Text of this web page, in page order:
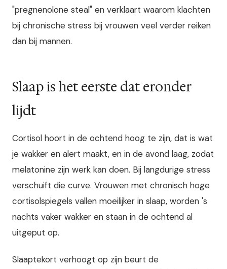
"pregnenolone steal" en verklaart waarom klachten
bij chronische stress bij vrouwen veel verder reiken
dan bij mannen.
Slaap is het eerste dat eronder
lijdt
Cortisol hoort in de ochtend hoog te zijn, dat is wat
je wakker en alert maakt, en in de avond laag, zodat
melatonine zijn werk kan doen. Bij langdurige stress
verschuift die curve. Vrouwen met chronisch hoge
cortisolspiegels vallen moeilijker in slaap, worden 's
nachts vaker wakker en staan in de ochtend al
uitgeput op.
Slaaptekort verhoogt op zijn beurt de